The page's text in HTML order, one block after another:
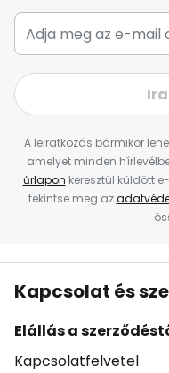
A leiratkozás bármikor
amelyet minden
űrlapon keresztül küldött
tekintse meg az
Kapcsolat és
Elállás a
Kapcsolatfelvetel